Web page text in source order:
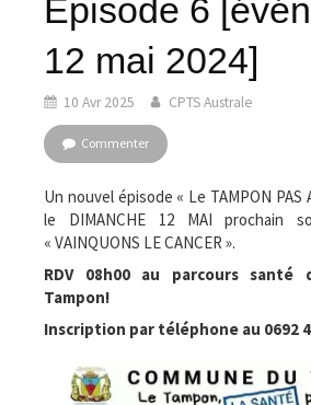
Episode 6
12 mai 2024]
10 Avr 2025 CPTS Australe
Commenter
Un nouvel épisode « Le TAMPON PAS
le DIMANCHE 12 MAI prochain
« VAINQUONS LE CANCER ».
RDV 08h00 au parcours
Tampon!
Inscription par téléphone au 0692